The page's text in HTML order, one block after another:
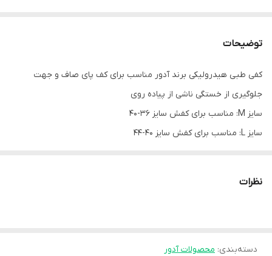
توضیحات
کفی طبی هیدرولیکی برند آدور مناسب برای کف پای صاف و جهت
جلوگیری از خستگی ناشی از پیاده روی
سایز M: مناسب برای کفش سایز 36-40
سایز L: مناسب برای کفش سایز 40-44
نظرات
دسته‌بندی: محصولات آدور